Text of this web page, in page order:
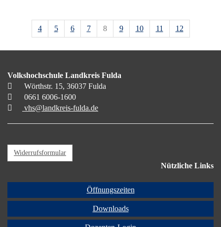
4 5 6 7 8 9 10 11 12
Volkshochschule Landkreis Fulda
Wörthstr. 15, 36037 Fulda
0661 6006-1600
vhs@landkreis-fulda.de
Widerrufsformular
Nützliche Links
Öffnungszeiten
Downloads